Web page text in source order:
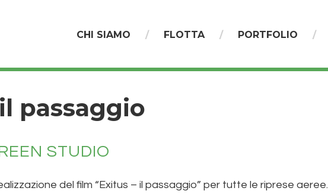
CHI SIAMO FLOTTA PORTFOLIO
passaggio
STUDIO
del film “Exitus – il passaggio” per tutte le riprese aeree.